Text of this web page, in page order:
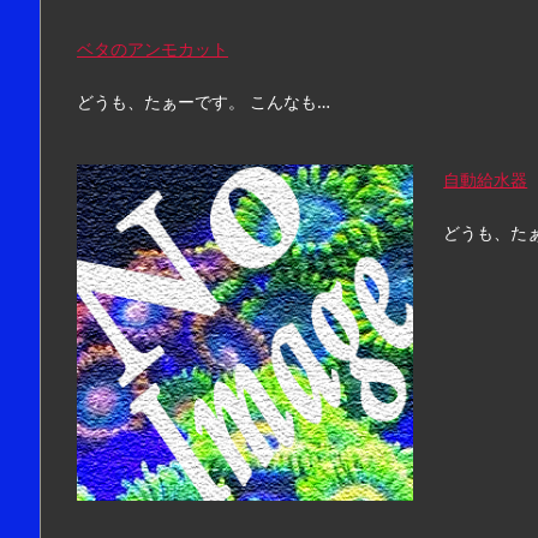
ベタのアンモカット
どうも、たぁーです。 こんなも…
自動給水器
どうも、た